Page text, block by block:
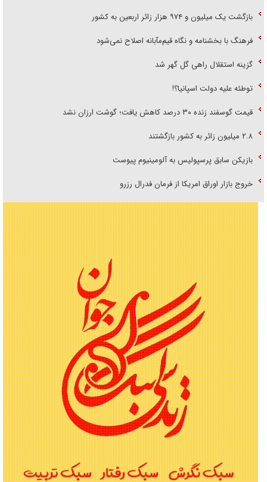
بازگشت یک میلیون و ۹۷۴ هزار زائر اربعین به کشور
فرهنگ با بخشنامه و نگاه قیم‌مآبانه اصلاح نمی‌شود
گزینه استقلال راهی گل گهر شد
توطئه علیه دولت اسپانیا؟!
قیمت گوسفند زنده ۳۰ درصد کاهش یافت؛ گوشت ارزان نشد
۲.۸ میلیون زائر به کشور بازگشتند
بازیکن سابق پرسپولیس به آلومینیوم پیوست
خروج بازار اوراق امریکا از فرمان فدرال رزرو